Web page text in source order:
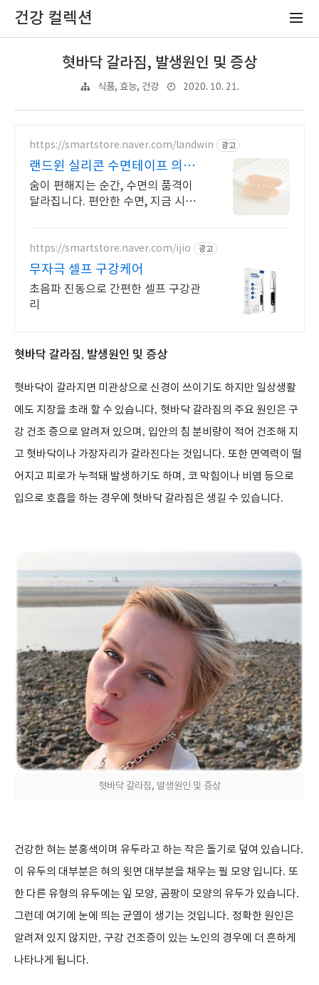
건강 컬렉션
혓바닥 갈라짐, 발생원인 및 증상
식품, 효능, 건강 2020. 10. 21.
https://smartstore.naver.com/landwin 광고
랜드윈 실리콘 수면테이프 의료
용 실리콘 점착제
숨이 편해지는 순간, 수면의 품격이
달라집니다. 편안한 수면, 지금 시작
https://smartstore.naver.com/ijio 광고
무자극 셀프 구강케어
초음파 진동으로 간편한 셀프 구강관
리
혓바닥 갈라짐, 발생원인 및 증상
혓바닥이 갈라지면 미관상으로 신경이 쓰이기도 하지만 일상생활
에도 지장을 초래 할 수 있습니다, 혓바닥 갈라짐의 주요 원인은 구
강 건조 증으로 알려져 있으며 , 입안의 침 분비량이 적어 건조해 지
고 혓바닥이나 가장자리가 갈라진다는 것입니다. 또한 면역력이 떨
어지고 피로가 누적돼 발생하기도 하며 , 코 막힘이나 비염 등으로
입으로 호흡을 하는 경우에 혓바닥 갈라짐은 생길 수 있습니다.
혓바닥 갈라짐, 발생원인 및 증상
건강한 혀는 분홍색이며 유두라고 하는 작은 돌기로 덮여 있습니다.
이 유두의 대부분은 혀의 윗면 대부분을 채우는 필 모양 입니다. 또
한 다른 유형의 유두에는 잎 모양, 곰팡이 모양의 유두가 있습니다.
그런데 여기에 눈에 띄는 균열이 생기는 것입니다. 정확한 원인은
알려져 있지 않지만, 구강 건조증이 있는 노인의 경우에 더 흔하게
나타나게 됩니다.